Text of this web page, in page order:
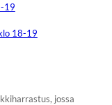
19
18-19
jossa